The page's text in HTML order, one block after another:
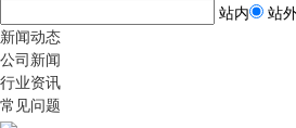
站内
站
新闻动态
公司新闻
行业资讯
常见问题